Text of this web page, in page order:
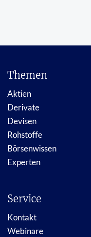
Themen
Aktien
Derivate
Devisen
Rohstoffe
Börsenwissen
Experten
Service
Kontakt
Webinare